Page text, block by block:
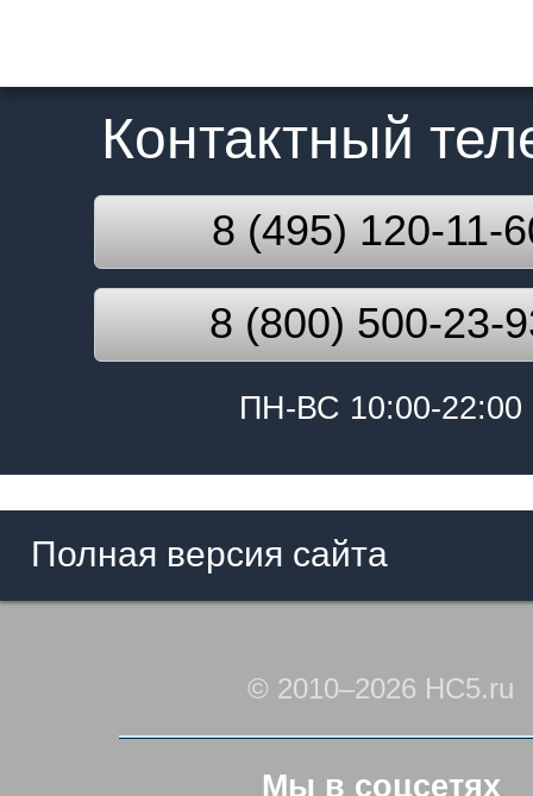
Контактный
8 (495) 120-11-
8 (800) 500-23-
ПН-ВС 10:00-22:00
Полная версия сайта
© 2010–2026 HC5.ru
Мы в соцсетях